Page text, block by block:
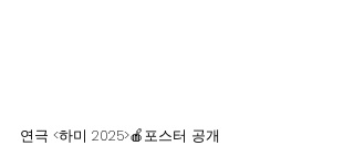
연극 <하미 2025>🍎포스터 공개